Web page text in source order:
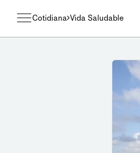
Cotidiana Vida Saludable